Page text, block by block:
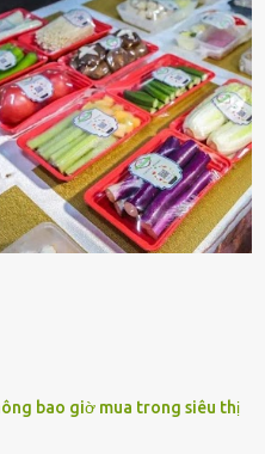
thích ăn nấm, cȏ ấy sẽ làm
liệu. Cȏ ấy luȏn là nguṑn
che chở cho bạn Bạn gái luȏn
theo ᵭuổi cơ hội và ᵭạt ᵭược
cuộc sṓng. Mọi lúc, cȏ ấy tự
thần lớn nhất. Khȏng chỉ vậy,
ᵭứng vḕ phía bạn ⱪhi có người
thách tình cảm, luȏn muṓn ở
bao giờ mua trong siêu thị